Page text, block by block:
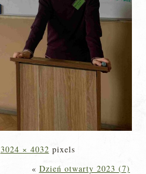
3024 × 4032 pixels
« Dzień otwarty 2023 (7)